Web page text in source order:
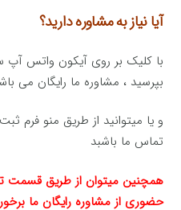
آیا نیاز به مشاوره دارید؟
با کلیک بر روی آیکون واتس آپ
بپرسید ، مشاوره ما رایگان می
و یا میتوانید از طریق منو فرم
تماس ما باشبد
همچنین میتوان از طریق قسمت
حضوری از مشاوره رایگان ما